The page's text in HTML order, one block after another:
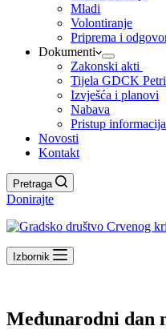
Mladi
Volontiranje
Priprema i
Dokumenti
Zakonski akti
Tijela GDCK
Izvješća i planovi
Nabava
Pristup
Novosti
Kontakt
Pretraga
Donirajte
Izbornik
Međunarodni dan